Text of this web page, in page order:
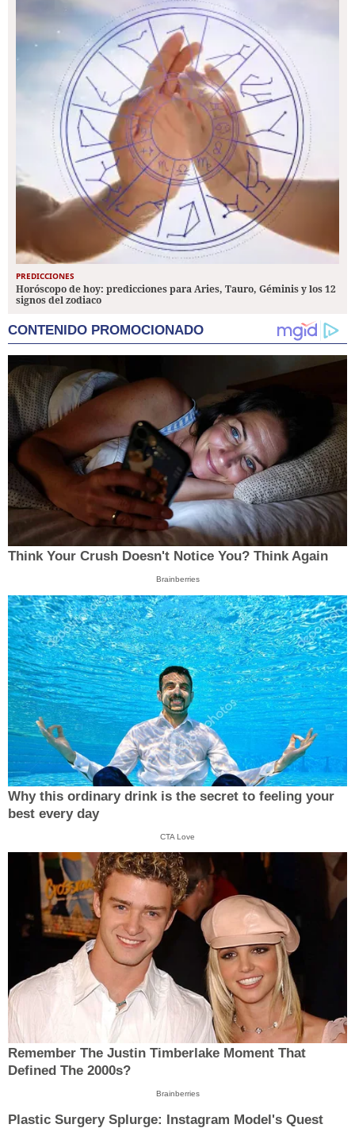
PREDICCIONES
Horóscopo de hoy: predicciones para Aries, Tauro, Géminis y los 12
signos del zodiaco
CONTENIDO PROMOCIONADO
Think Your Crush Doesn't Notice You? Think Again
Brainberries
Why this ordinary drink is the secret to feeling your
best every day
CTA Love
Remember The Justin Timberlake Moment That
Defined The 2000s?
Brainberries
Plastic Surgery Splurge: Instagram Model's Quest